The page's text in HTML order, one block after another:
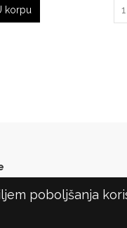
korpu
poboljšanja